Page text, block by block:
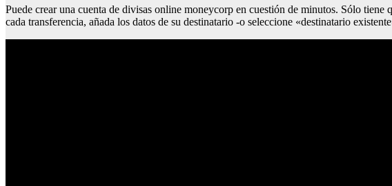
Puede crear una cuenta de divisas online moneycorp en cuestión de minutos. Sólo
cada transferencia, añada los datos de su destinatario -o seleccione «destinatario